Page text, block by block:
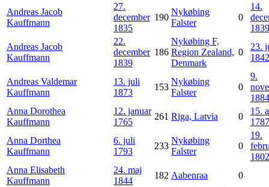
Andreas Jacob
Kauffmann
27.
december
1835
190
Nykøbing
Falster
0
14.
1839
Andreas Jacob
Kauffmann
22.
december
1839
186
Nykøbing F,
Region Zealand,
Denmark
0
23.
1842
Andreas Valdemar
Kauffmann
13. juli
1873
153
Nykøbing
Falster
0
9.
1884
Anna Dorothea
Kauffmann
12. januar
1765
261 Riga, Latvia 0
15.
1787
Anna Dorthea
Kauffmann
6. juli
1793
233
Nykøbing
Falster
0
19.
1802
Anna Elisabeth
Kauffmann
24. maj
1844
182 Aabenraa
0